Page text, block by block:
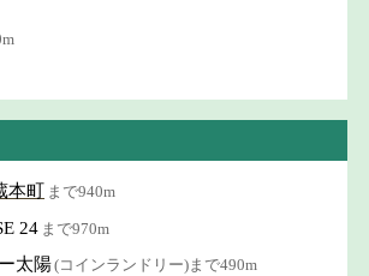
本町 まで940m
24 まで970m
太陽(コインランドリー)まで490m